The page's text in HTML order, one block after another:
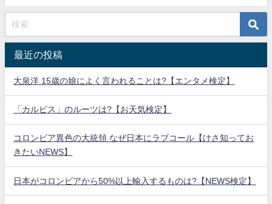
最近の投稿
大泉洋 15歳の娘によく言われることは?【エンタメ検定】
「カルピス」のルーツは?【お天気検定】
コロンビア異色の大統領 なぜ日本にラブコール【けさ知ってお
きたいNEWS】
日本がコロンビアから50%以上輸入するものは?【NEWS検定】